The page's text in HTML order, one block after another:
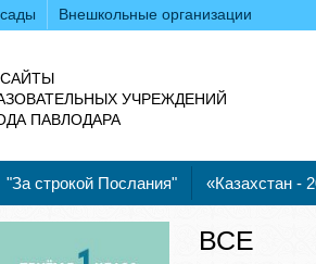
Внешкольные организации
УЧРЕЖДЕНИЙ
ПАВЛОДАРА
"За строкой Послания" «Казахстан -
ВСЕ